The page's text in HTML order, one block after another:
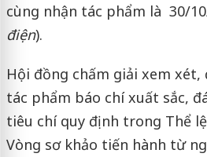
cùng nhận tác phẩm là 30/
điện).
Hội đồng chấm giải xem xét,
tác phẩm báo chí xuất sắc,
tiêu chí quy định trong Thể
Vòng sơ khảo tiến hành từ